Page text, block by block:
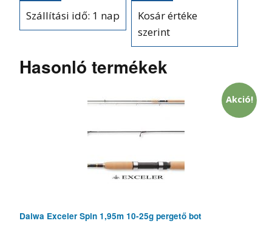
Szállítási idő: 1 nap
Kosár értéke
szerint
Hasonló termékek
Akció!
Daiwa Exceler Spin 1,95m 10-25g pergető bot